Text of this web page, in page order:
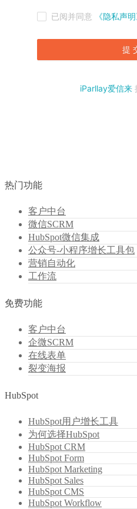
热门功能
客户中台
微信SCRM
HubSpot微信集成
公众号-小程序增长工具包
营销自动化
工作流
免费功能
客户中台
企微SCRM
在线表单
裂变海报
HubSpot
HubSpot用户增长工具
为何选择HubSpot
HubSpot CRM
HubSpot Form
HubSpot Marketing
HubSpot Sales
HubSpot CMS
HubSpot Workflow